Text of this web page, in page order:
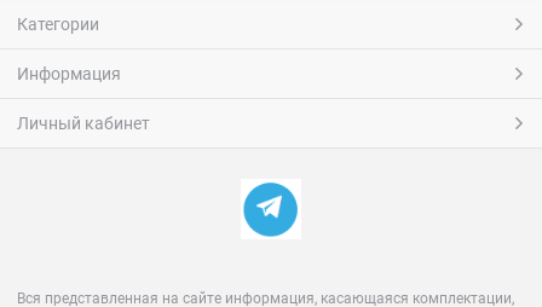
Категории
Информация
Личный кабинет
Вся представленная на сайте информация, касающаяся комплектации,